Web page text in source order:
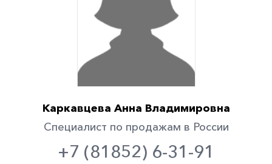
Каркавцева Анна Владимировна
Специалист по продажам в России
+7 (81852) 6-31-91